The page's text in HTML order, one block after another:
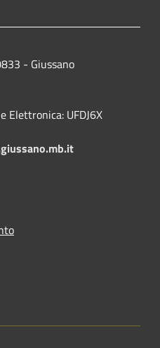
- Giussano
Elettronica: UFDJ6X